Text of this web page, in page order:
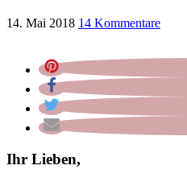
14. Mai 2018 14 Kommentare
Ihr Lieben,